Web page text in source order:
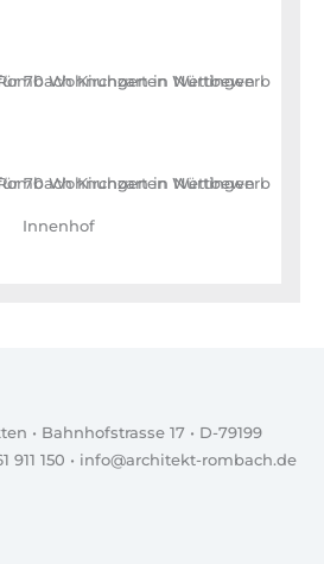
Innenhof
• Bahnhofstrasse 17 • D-79199
911 150 • info@architekt-rombach.de